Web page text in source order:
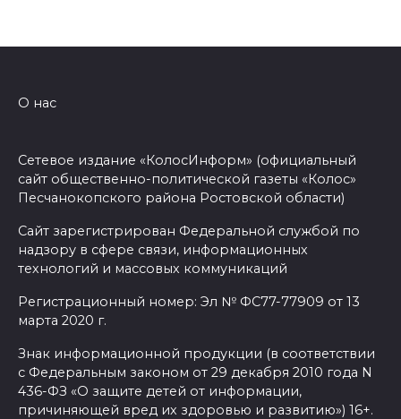
О нас
Сетевое издание «КолосИнформ» (официальный
сайт общественно-политической газеты «Колос»
Песчанокопского района Ростовской области)
Сайт зарегистрирован Федеральной службой по
надзору в сфере связи, информационных
технологий и массовых коммуникаций
Регистрационный номер: Эл № ФС77-77909 от 13
марта 2020 г.
Знак информационной продукции (в соответствии
с Федеральным законом от 29 декабря 2010 года N
436-ФЗ «О защите детей от информации,
причиняющей вред их здоровью и развитию») 16+.